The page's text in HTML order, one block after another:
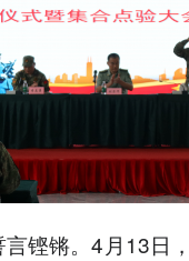
铿锵。4月13日